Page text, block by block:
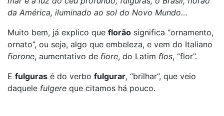
da América, iluminado ao sol do Novo Mundo…
Muito bem, já explico que florão significa “ornamento,
ornato”, ou seja, algo que embeleza, e vem do Italiano
fiorone, aumentativo de fiore, do Latim flos, “flor”.
E fulguras é do verbo fulgurar, “brilhar”, que veio
daquele fulgere que citamos há pouco.